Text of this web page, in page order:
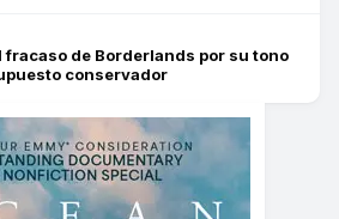
fracaso de Borderlands por su tono
conservador